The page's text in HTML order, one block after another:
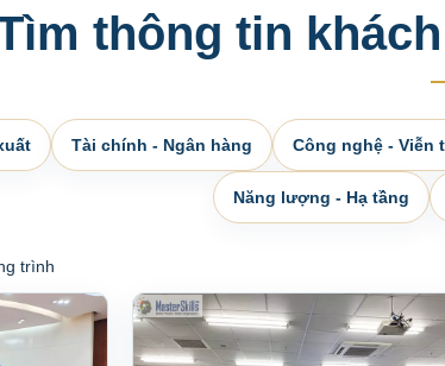
thông tin
Tài chính - Ngân hàng Công nghệ - Viễn
Năng lượng - Hạ tầng
trình